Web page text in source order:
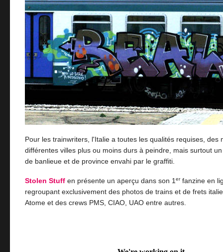
Pour les trainwriters, l'Italie a toutes les qualités requises, des
différentes villes plus ou moins durs à peindre, mais surtout
de banlieue et de province envahi par le graffiti.
Stolen Stuff en présente un aperçu dans son 1erfanzine en
regroupant exclusivement des photos de trains et de frets
Atome et des crews PMS, CIAO, UAO entre autres.